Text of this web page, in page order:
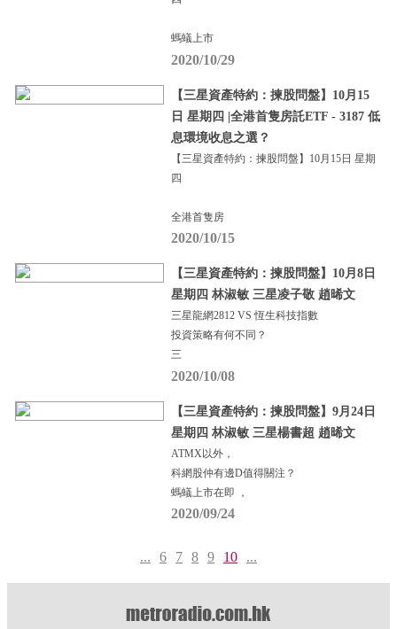
螞蟻上市
2020/10/29
【三星資產特約：揀股問盤】10月15
日 星期四 |全港首隻房託ETF - 3187 低
息環境收息之選？
【三星資產特約：揀股問盤】10月15日 星期
四
全港首隻房
2020/10/15
【三星資產特約：揀股問盤】10月8日
星期四 林淑敏 三星凌子敬 趙晞文
三星龍網2812 VS 恆生科技指數
投資策略有何不同？
三
2020/10/08
【三星資產特約：揀股問盤】9月24日
星期四 林淑敏 三星楊書超 趙晞文
ATMX以外，
科網股仲有邊D值得關注？
螞蟻上市在即 ，
2020/09/24
... 6 7 8 9 10 ...